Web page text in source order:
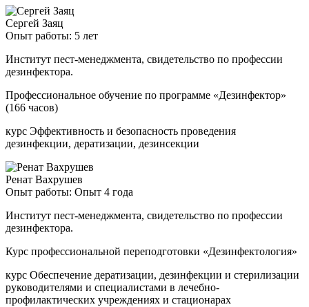
Сергей Заяц
Опыт работы: 5 лет
Институт пест-менеджмента, свидетельство по профессии
дезинфектора.
Профессиональное обучение по программе «Дезинфектор»
(166 часов)
курс Эффективность и безопасность проведения
дезинфекции, дератизации, дезинсекции
Ренат Вахрушев
Опыт работы: Опыт 4 года
Институт пест-менеджмента, свидетельство по профессии
дезинфектора.
Курс профессиональной переподготовки «Дезинфектология»
курс Обеспечение дератизации, дезинфекции и стерилизации
руководителями и специалистами в лечебно-
профилактических учреждениях и стационарах